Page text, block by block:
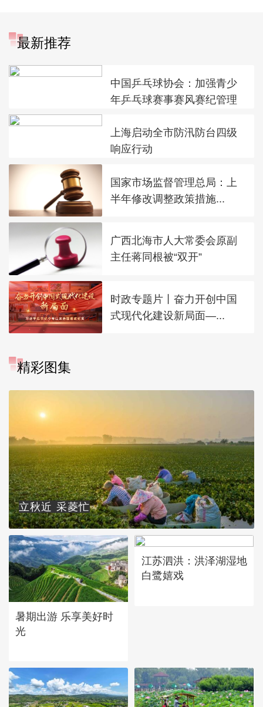
最新推荐
中国乒乓球协会：加强青少
年乒乓球赛事赛风赛纪管理
上海启动全市防汛防台四级
响应行动
国家市场监督管理总局：上
半年修改调整政策措施...
广西北海市人大常委会原副
主任蒋同根被“双开”
时政专题片丨奋力开创中国
式现代化建设新局面—...
精彩图集
立秋近 采菱忙
暑期出游 乐享美好时
光
江苏泗洪：洪泽湖湿地
白鹭嬉戏